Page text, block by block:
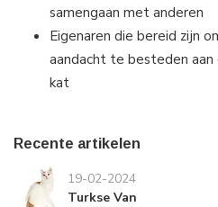
samengaan met anderen
Eigenaren die bereid zijn
aandacht te besteden
kat
Recente artikelen
19-02-2024
Turkse Van